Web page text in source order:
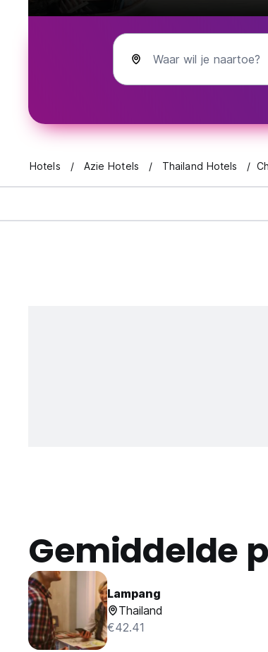
Waar wil je naartoe?
Hotels Azie Hotels Thailand Hotels
Gemiddelde
Lampang
Thailand
€42.41